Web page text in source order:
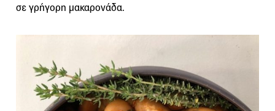
σε γρήγορη μακαρονάδα.